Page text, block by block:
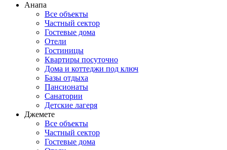
Анапа
Все объекты
Частный сектор
Гостевые дома
Отели
Гостиницы
Квартиры посуточно
Дома и коттеджи под ключ
Базы отдыха
Пансионаты
Санатории
Детские лагеря
Джемете
Все объекты
Частный сектор
Гостевые дома